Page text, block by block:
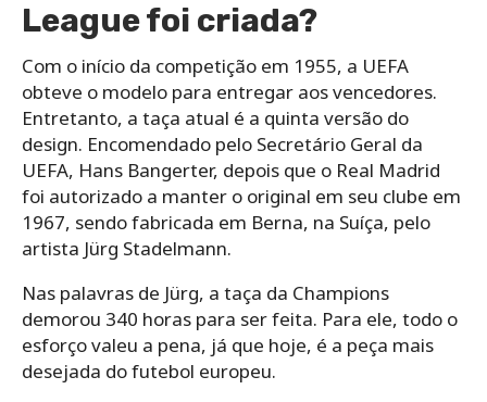
League foi criada?
Com o início da competição em 1955, a UEFA
obteve o modelo para entregar aos vencedores.
Entretanto, a taça atual é a quinta versão do
design. Encomendado pelo Secretário Geral da
UEFA, Hans Bangerter, depois que o Real Madrid
foi autorizado a manter o original em seu clube em
1967, sendo fabricada em Berna, na Suíça, pelo
artista Jürg Stadelmann.
Nas palavras de Jürg, a taça da Champions
demorou 340 horas para ser feita. Para ele, todo o
esforço valeu a pena, já que hoje, é a peça mais
desejada do futebol europeu.